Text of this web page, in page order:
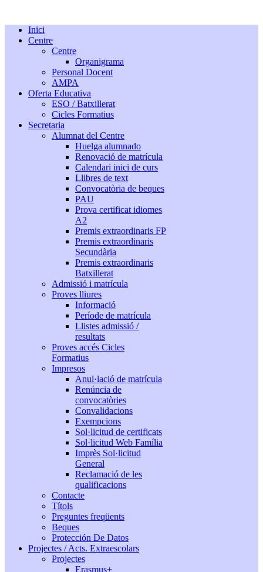
Inici
Centre
Centre
Organigrama
Personal Docent
AMPA
Oferta Educativa
ESO / Batxillerat
Cicles Formatius
Secretaria
Alumnat del Centre
Huelga alumnado
Renovació de matrícula
Calendari inici de curs
Llibres de text
Convocatòria de beques
PAU
Prova certificat idiomes
A2
Premis extraordinaris FP
Premis extraordinaris
Secundària
Premis extraordinaris
Batxillerat
Admissió i matrícula
Proves lliures
Informació
Període de matrícula
Llistes admissió /
resultats
Proves accés Cicles
Formatius
Impresos
Anul·lació de matrícula
Renúncia de
convocatòries
Convalidacions
Exempcions
Sol·licitud de certificats
Sol·licitud Web Família
Imprès Sol·licitud
General
Reclamació de les
qualificacions
Contacte
Títols
Preguntes freqüents
Beques
Protección De Datos
Projectes / Acts. Extraescolars
Projectes
Erasmus+